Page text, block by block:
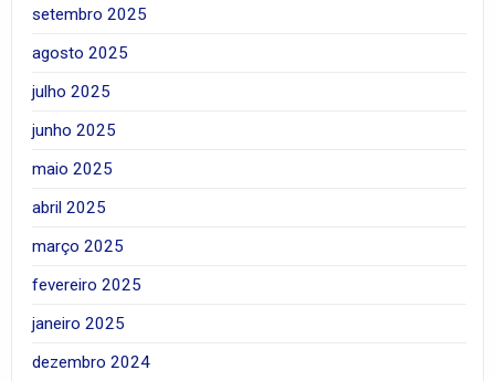
setembro 2025
agosto 2025
julho 2025
junho 2025
maio 2025
abril 2025
março 2025
fevereiro 2025
janeiro 2025
dezembro 2024